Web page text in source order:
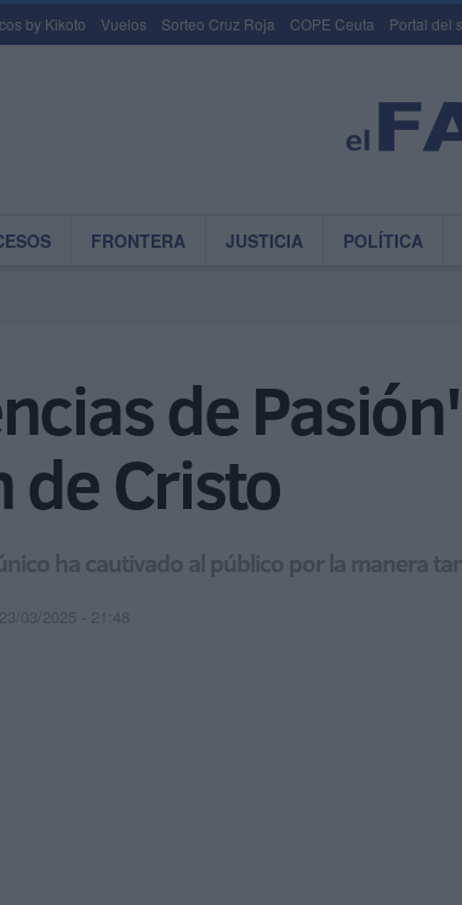
by Kikoto Vuelos Sorteo Cruz Roja COPE Ceuta Portal del
FRONTERA JUSTICIA POLÍTICA
de
de Cristo
ha cautivado al público por la manera
23/03/2025 - 21:48